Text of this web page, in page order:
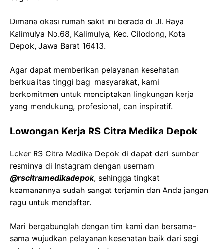
Dimana okasi rumah sakit ini berada di Jl. Raya
Kalimulya No.68, Kalimulya, Kec. Cilodong, Kota
Depok, Jawa Barat 16413.
Agar dapat memberikan pelayanan kesehatan
berkualitas tinggi bagi masyarakat, kami
berkomitmen untuk menciptakan lingkungan kerja
yang mendukung, profesional, dan inspiratif.
Lowongan Kerja RS Citra Medika Depok
Loker RS Citra Medika Depok di dapat dari sumber
resminya di Instagram dengan usernam
@rscitramedikadepok, sehingga tingkat
keamanannya sudah sangat terjamin dan Anda jangan
ragu untuk mendaftar.
Mari bergabunglah dengan tim kami dan bersama-
sama wujudkan pelayanan kesehatan baik dari segi